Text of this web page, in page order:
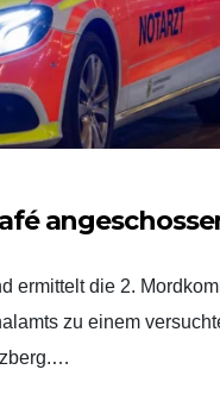
ermittelt die 2.
zu einem